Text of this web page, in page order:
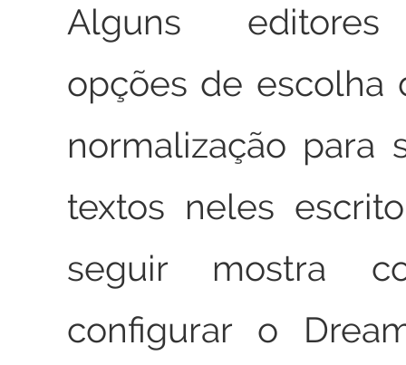
Alguns
opções de escolha
normalização para
textos neles
seguir mostra
configurar o